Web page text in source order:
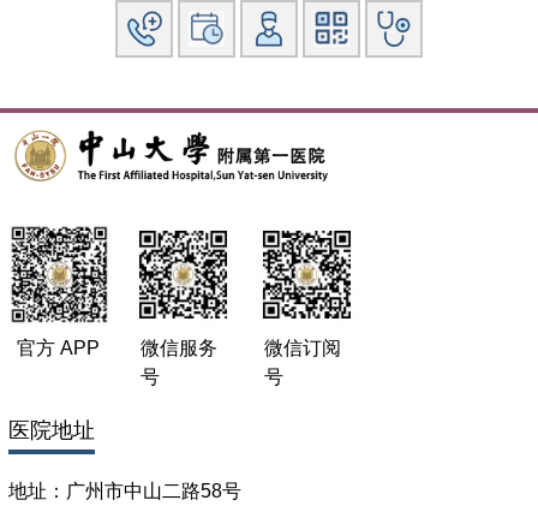
官方 APP
微信服务
号
微信订阅
号
医院地址
地址：广州市中山二路58号